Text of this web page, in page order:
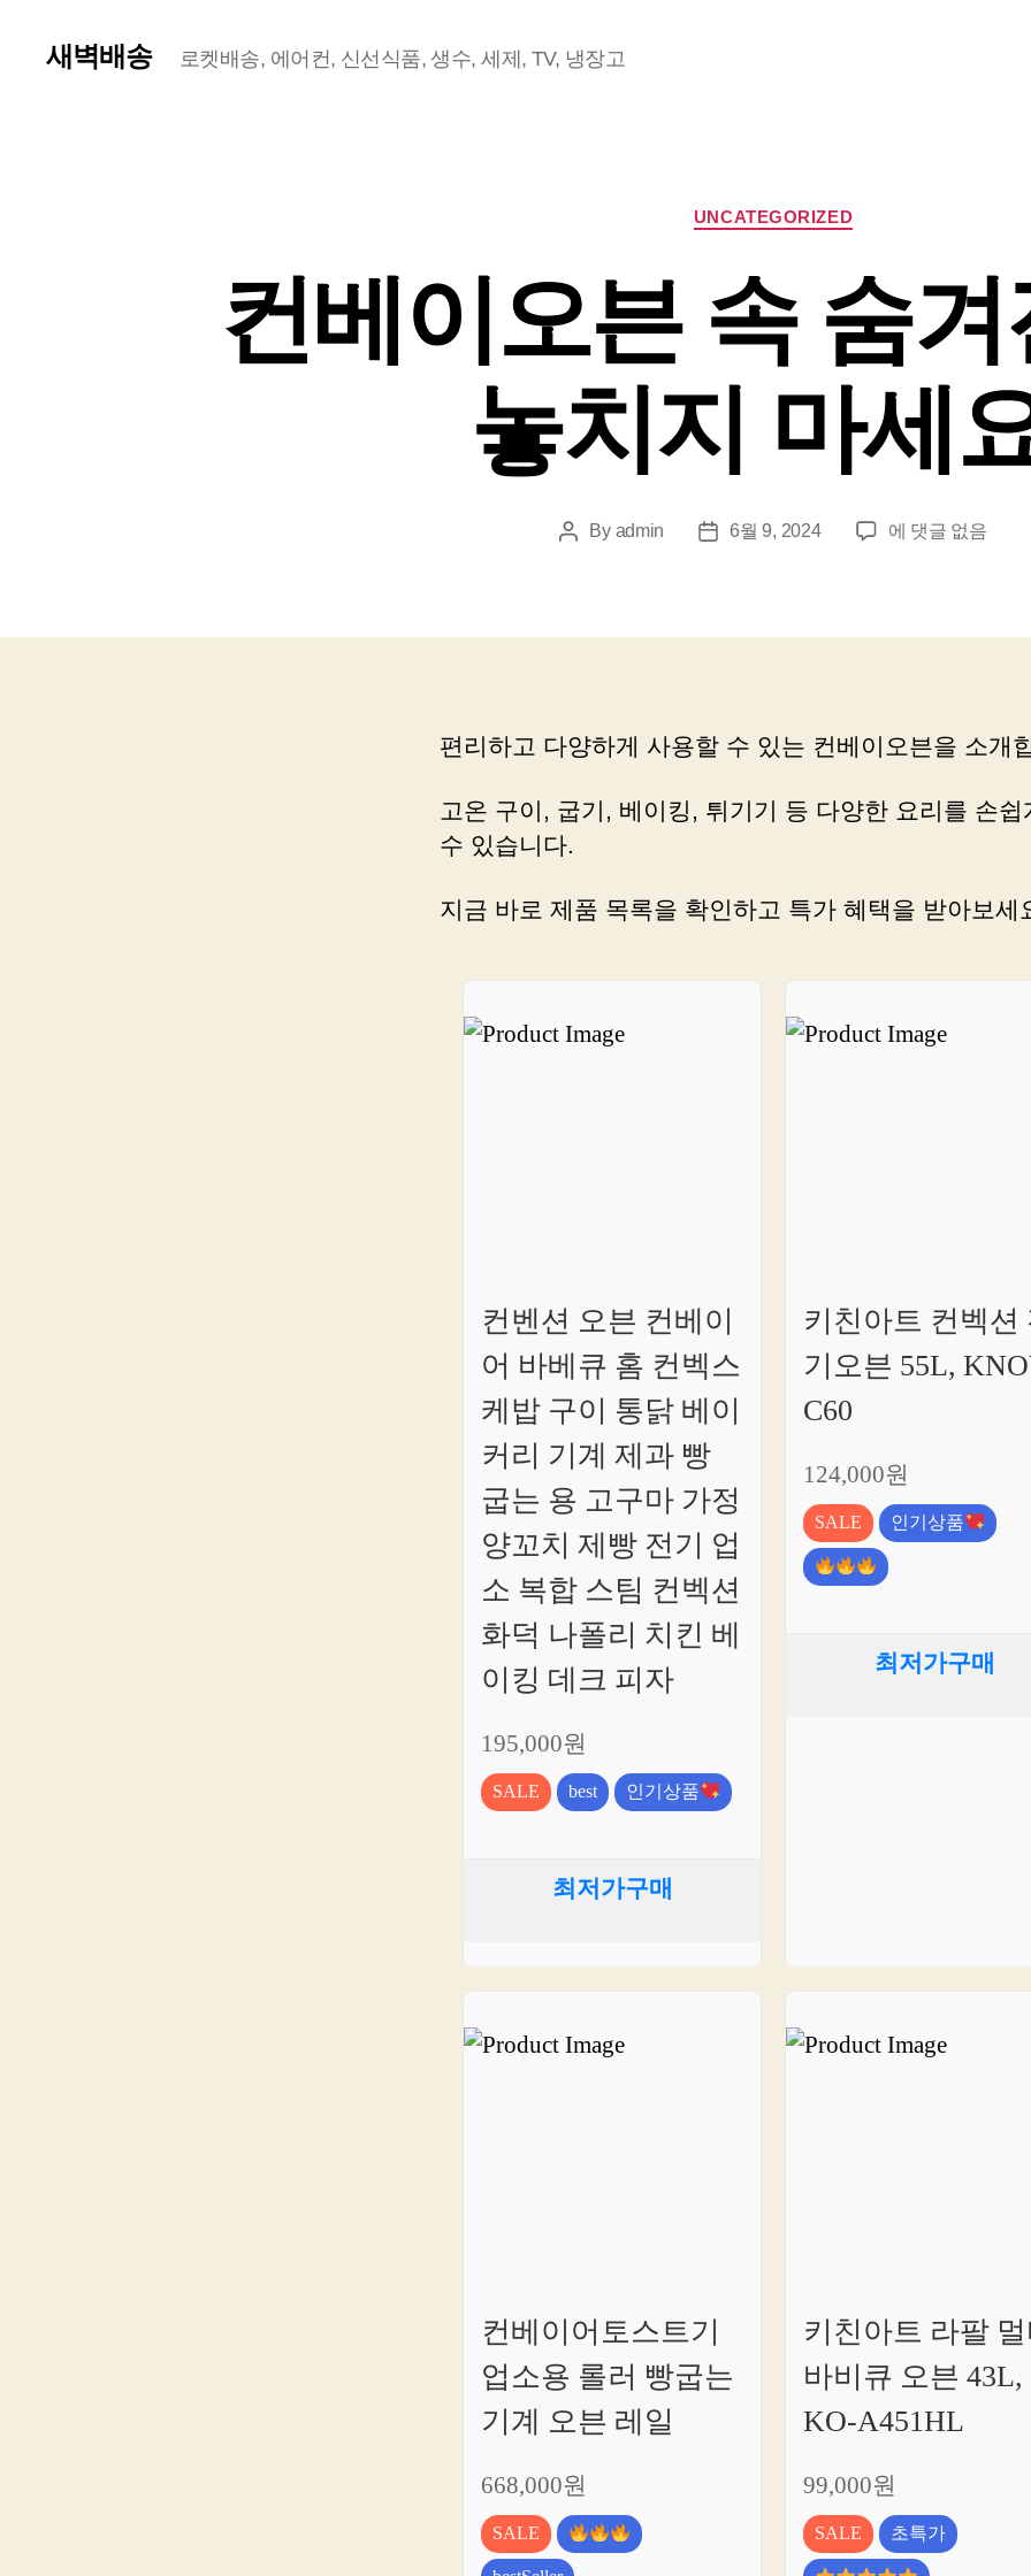
새벽배송 로켓배송, 에어컨, 신선식품, 생수, 세제, TV, 냉장고
Categories
UNCATEGORIZED
컨베이오븐 속 숨
놓치지 마세
PostBy admin
Post6월 9, 2024
컨
븐
진
석,
마
에 댓글 없음
편리하고 다양하게 사용할 수 있는 컨베이오븐을 소개
고온 구이, 굽기, 베이킹, 튀기기 등 다양한 요리를 손쉽
수 있습니다.
지금 바로 제품 목록을 확인하고 특가 혜택을 받아보세
컨벤션 오븐 컨베이
어 바베큐 홈 컨벡스
케밥 구이 통닭 베이
커리 기계 제과 빵
굽는 용 고구마 가정
양꼬치 제빵 전기 업
소 복합 스팀 컨벡션
화덕 나폴리 치킨 베
이킹 데크 피자
195,000원
SALE best 인기상품
최저가구매
키친아트 컨벡션
기오븐 55L,
C60
124,000원
SALE 인기상품
최저가구매
컨베이어토스트기
업소용 롤러 빵굽는
기계 오븐 레일
668,000원
SALE
키친아트 라팔
바비큐 오븐 43L,
KO-A451HL
99,000원
SALE 초특가